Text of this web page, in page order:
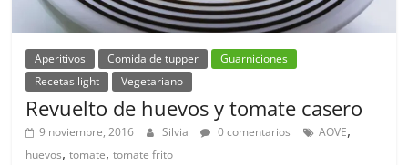
Aperitivos Comida de tupper
Guarniciones
Recetas light
Vegetariano
Revuelto de huevos y tomate casero
9 noviembre, 2016 Silvia 0 comentarios AOVE,
huevos,tomate,tomate frito